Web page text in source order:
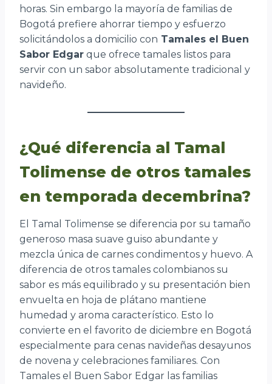
horas. Sin embargo la mayoría de familias de
Bogotá prefiere ahorrar tiempo y esfuerzo
solicitándolos a domicilio con Tamales el Buen
Sabor Edgar que ofrece tamales listos para
servir con un sabor absolutamente tradicional y
navideño.
¿Qué diferencia al Tamal
Tolimense de otros tamales
en temporada decembrina?
El Tamal Tolimense se diferencia por su tamaño
generoso masa suave guiso abundante y
mezcla única de carnes condimentos y huevo. A
diferencia de otros tamales colombianos su
sabor es más equilibrado y su presentación bien
envuelta en hoja de plátano mantiene
humedad y aroma característico. Esto lo
convierte en el favorito de diciembre en Bogotá
especialmente para cenas navideñas desayunos
de novena y celebraciones familiares. Con
Tamales el Buen Sabor Edgar las familias